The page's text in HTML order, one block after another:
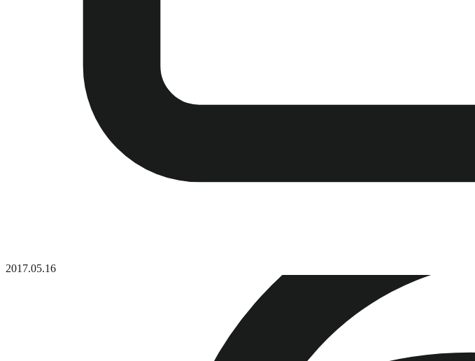
2017.05.16